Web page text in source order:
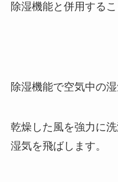
除湿機能と併用する
除湿機能で空気中の
乾燥した風を強力に
湿気を飛ばします。